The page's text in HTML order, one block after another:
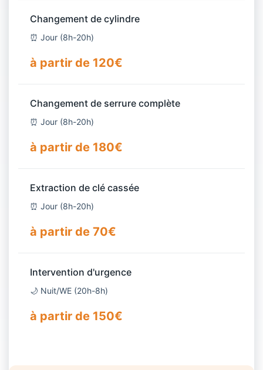
Changement de cylindre
⏰ Jour (8h-20h)
à partir de 120€
Changement de serrure complète
⏰ Jour (8h-20h)
à partir de 180€
Extraction de clé cassée
⏰ Jour (8h-20h)
à partir de 70€
Intervention d'urgence
🌙 Nuit/WE (20h-8h)
à partir de 150€